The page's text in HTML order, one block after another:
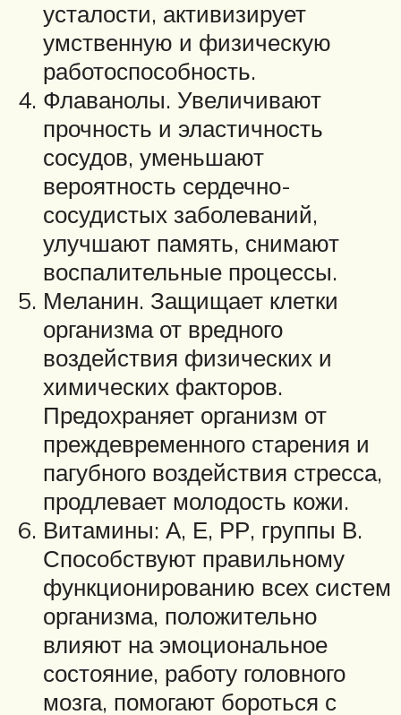
усталости, активизирует
умственную и физическую
работоспособность.
Флаванолы. Увеличивают
прочность и эластичность
сосудов, уменьшают
вероятность сердечно-
сосудистых заболеваний,
улучшают память, снимают
воспалительные процессы.
Меланин. Защищает клетки
организма от вредного
воздействия физических и
химических факторов.
Предохраняет организм от
преждевременного старения и
пагубного воздействия стресса,
продлевает молодость кожи.
Витамины: А, Е, РР, группы В.
Способствуют правильному
функционированию всех систем
организма, положительно
влияют на эмоциональное
состояние, работу головного
мозга, помогают бороться с